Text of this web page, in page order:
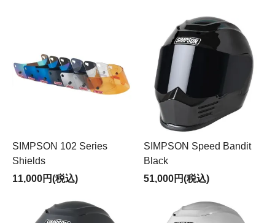
SIMPSON 102 Series
Shields
11,000円(税込)
SIMPSON Speed Bandit
Black
51,000円(税込)